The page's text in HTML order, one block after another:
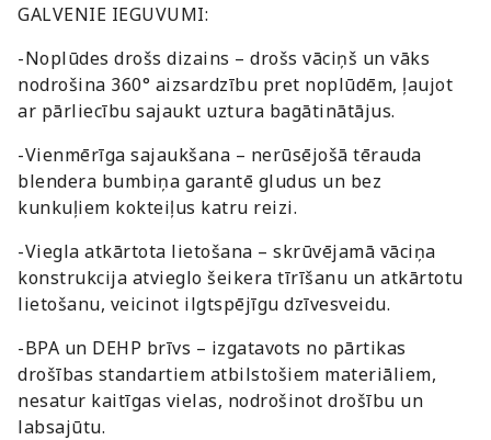
GALVENIE IEGUVUMI:
-Noplūdes drošs dizains – drošs vāciņš un vāks
nodrošina 360° aizsardzību pret noplūdēm, ļaujot
ar pārliecību sajaukt uztura bagātinātājus.
-Vienmērīga sajaukšana – nerūsējošā tērauda
blendera bumbiņa garantē gludus un bez
kunkuļiem kokteiļus katru reizi.
-Viegla atkārtota lietošana – skrūvējamā vāciņa
konstrukcija atvieglo šeikera tīrīšanu un atkārtotu
lietošanu, veicinot ilgtspējīgu dzīvesveidu.
-BPA un DEHP brīvs – izgatavots no pārtikas
drošības standartiem atbilstošiem materiāliem,
nesatur kaitīgas vielas, nodrošinot drošību un
labsajūtu.